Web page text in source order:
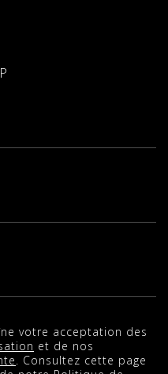
votre acceptation des
et de nos
. Consultez cette page